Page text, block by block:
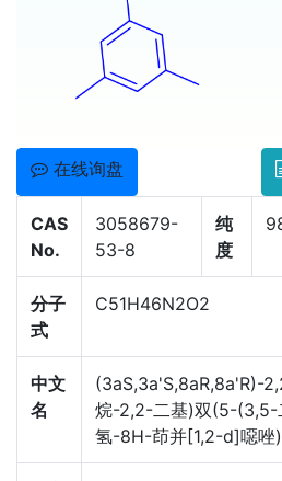
在线询盘
CAS
No.
3058679-
53-8
纯
度
分子
式
C51H46N2O2
中文
名
(3aS,3a'S,8aR,8a'R)-
烷-2,2-二基)双(5-(3,5-
氢-8H-茚并[1,2-d]噁唑)